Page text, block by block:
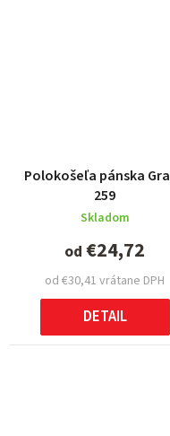
Polokošeľa pánska
259
Skladom
od €30,41 vrátane DPH
od €24,72
DETAIL